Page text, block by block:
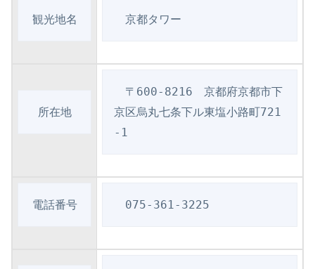
観光地名 京都タワー
所在地
〒600-8216　京都府京都市下
京区烏丸七条下ル東塩小路町721
-1
電話番号 075-361-3225